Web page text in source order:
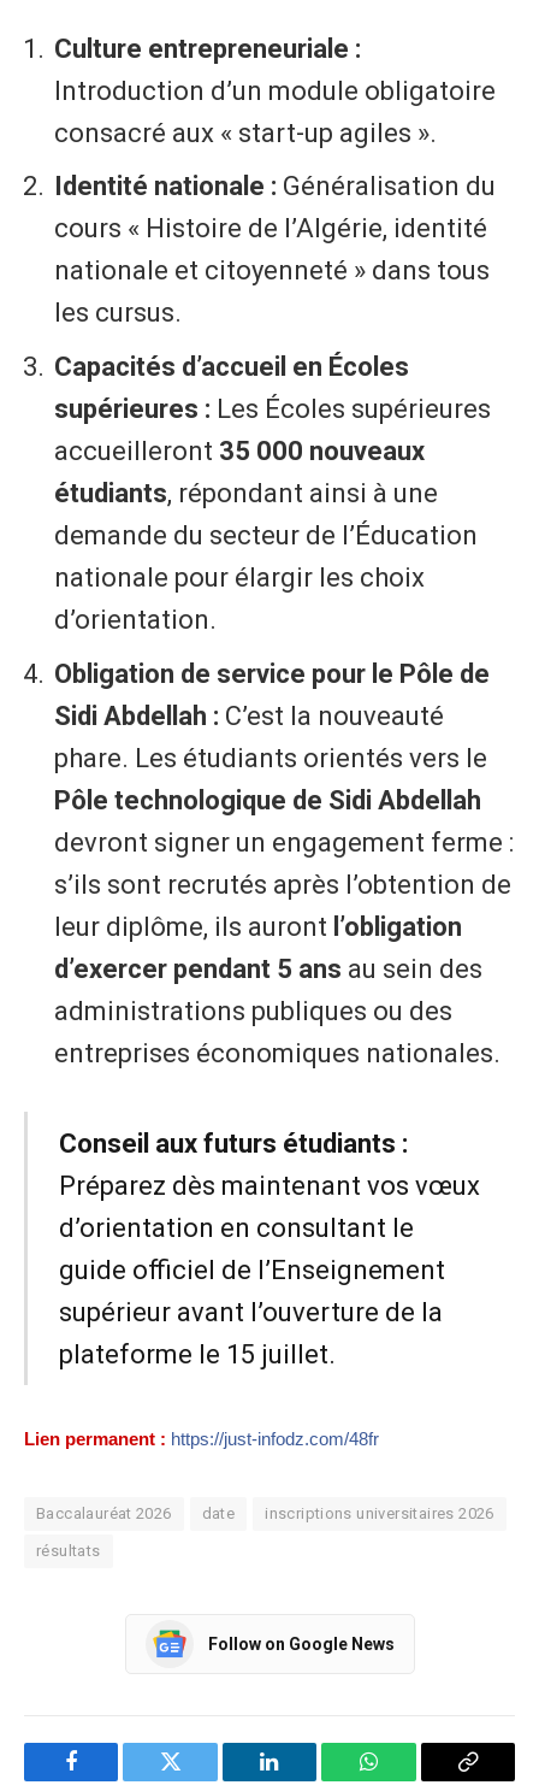
Culture entrepreneuriale :
Introduction d’un module obligatoire
consacré aux « start-up agiles ».
Identité nationale : Généralisation du
cours « Histoire de l’Algérie, identité
nationale et citoyenneté » dans tous
les cursus.
Capacités d’accueil en Écoles
supérieures : Les Écoles supérieures
accueilleront 35 000 nouveaux
étudiants, répondant ainsi à une
demande du secteur de l’Éducation
nationale pour élargir les choix
d’orientation.
Obligation de service pour le Pôle de
Sidi Abdellah : C’est la nouveauté
phare. Les étudiants orientés vers le
Pôle technologique de Sidi Abdellah
devront signer un engagement ferme :
s’ils sont recrutés après l’obtention de
leur diplôme, ils auront l’obligation
d’exercer pendant 5 ans au sein des
administrations publiques ou des
entreprises économiques nationales.
Conseil aux futurs étudiants :
Préparez dès maintenant vos vœux
d’orientation en consultant le
guide officiel de l’Enseignement
supérieur avant l’ouverture de la
plateforme le 15 juillet.
Lien permanent : https://just-infodz.com/48fr
Baccalauréat 2026 date inscriptions universitaires 2026
résultats
Follow on Google News
Facebook Twitter LinkedIn WhatsApp Copy